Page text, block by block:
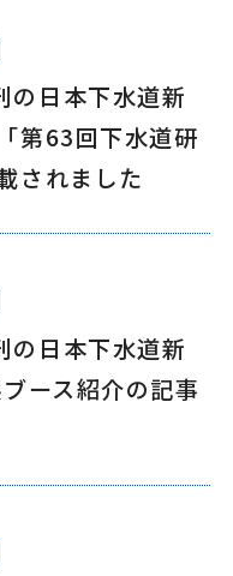
の日本下水道新
第63回下水道研
されました
の日本下水道新
ース紹介の記事